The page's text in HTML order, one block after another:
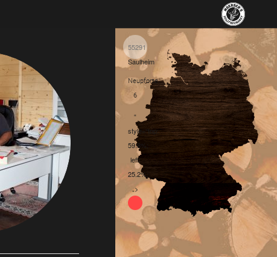
55291
Saulheim
Neupforte
6
“
style=“top:
59.8%;
left:
25.2%;
„>
1